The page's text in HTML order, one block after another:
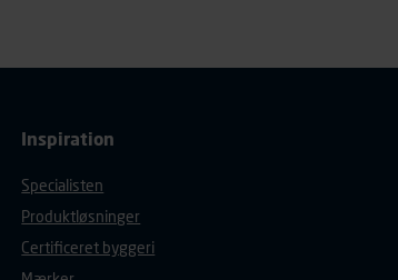
Inspiration
Specialisten
Produktløsninger
Certificeret byggeri